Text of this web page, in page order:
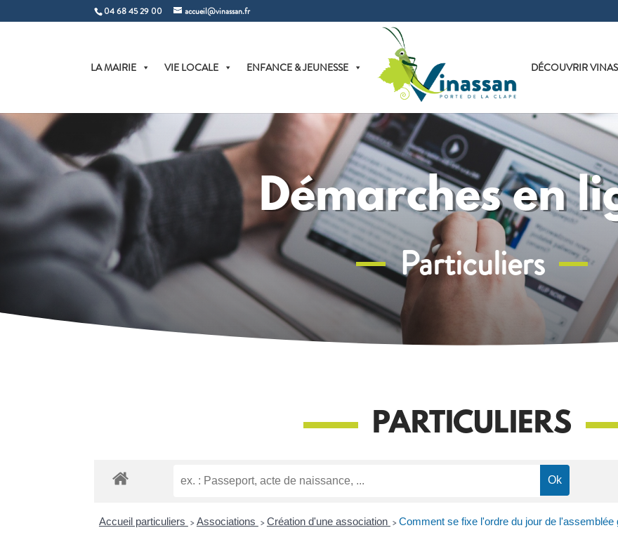
04 68 45 29 00 accueil@vinassan.fr
LA MAIRIE VIE LOCALE ENFANCE & JEUNESSE DÉCOUVRIR
Démarches en
Particuliers
PARTICULIERS
Accueil particuliers > Associations > Création d'une association > Comment se fixe l'ordre du jour de l'assemblée